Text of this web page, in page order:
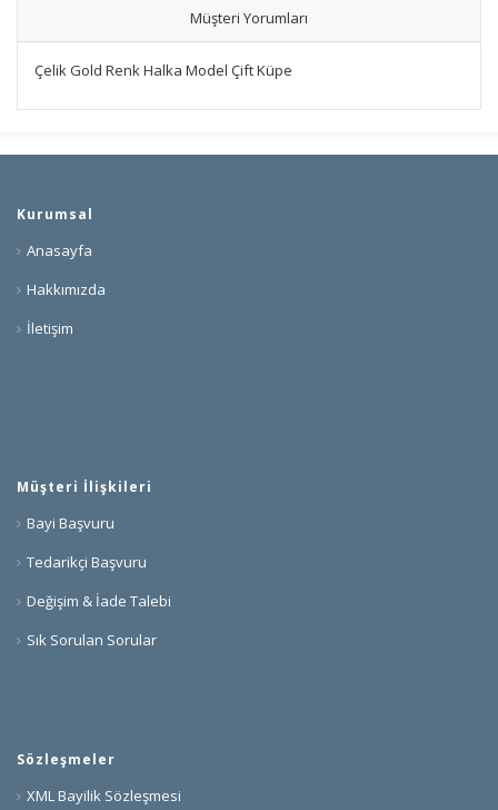
Müşteri Yorumları
Çelik Gold Renk Halka Model Çift Küpe
Kurumsal
Anasayfa
Hakkımızda
İletişim
Müşteri İlişkileri
Bayi Başvuru
Tedarikçi Başvuru
Değişim & İade Talebi
Sık Sorulan Sorular
Sözleşmeler
XML Bayilik Sözleşmesi